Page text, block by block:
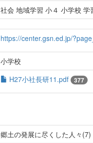
社会 地域学習 小４ 小学校 学
https://center.gsn.ed.jp/
小学校
H27小社長研11.pdf 377
郷土の発展に尽くした人々(7)